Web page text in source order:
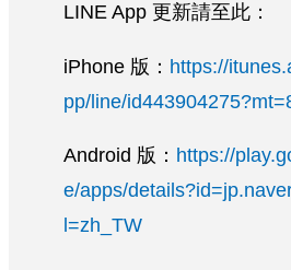
LINE App 更新請至此：
iPhone 版： https://
pp/line/
Android 版： https://
e/apps/
l=zh_TW